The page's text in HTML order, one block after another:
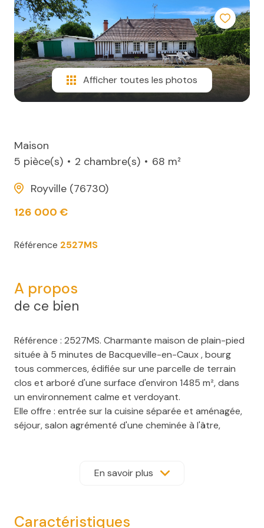
Autres
e-
mail
infos
immo
L'équipe
Afficher toutes les photos
Maison
5 pièce(s)
2 chambre(s)
68 m²
Royville (76730)
126 000 €
Référence 2527MS
A propos
de ce bien
Référence : 2527MS. Charmante maison de plain-pied
située à 5 minutes de Bacqueville-en-Caux , bourg
tous commerces, édifiée sur une parcelle de terrain
clos et arboré d'une surface d'environ 1485 m², dans
un environnement calme et verdoyant.
Elle offre : entrée sur la cuisine séparée et aménagée,
séjour, salon agrémenté d'une cheminée à l'âtre,
disposerez d'un garage et de dépendances attenants
à la maison ainsi que d'un grenier et d'une cave.
permettra le stationnement de plusieurs véhicules et
En savoir plus
Caractéristiques